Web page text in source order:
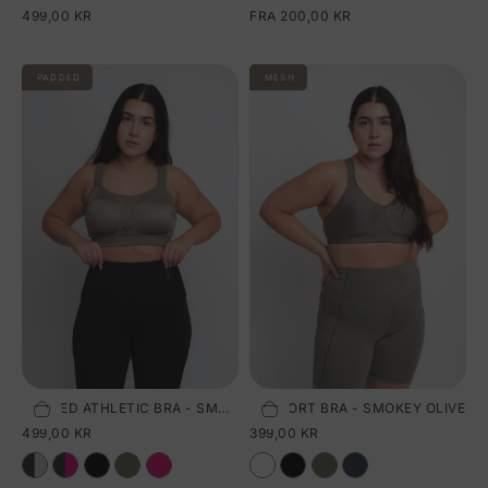
SALGSPRIS
499,00 KR
SALGSPRIS
FRA 200,00 KR
PADDED
Vælg størrelse
PADDED ATHLETIC BRA - SMOKEY OLIVE
SALGSPRIS
499,00 KR
MESH
Vælg størrelse
SUPPORT BRA - SMOKEY OLIVE
SALGSPRIS
399,00 KR